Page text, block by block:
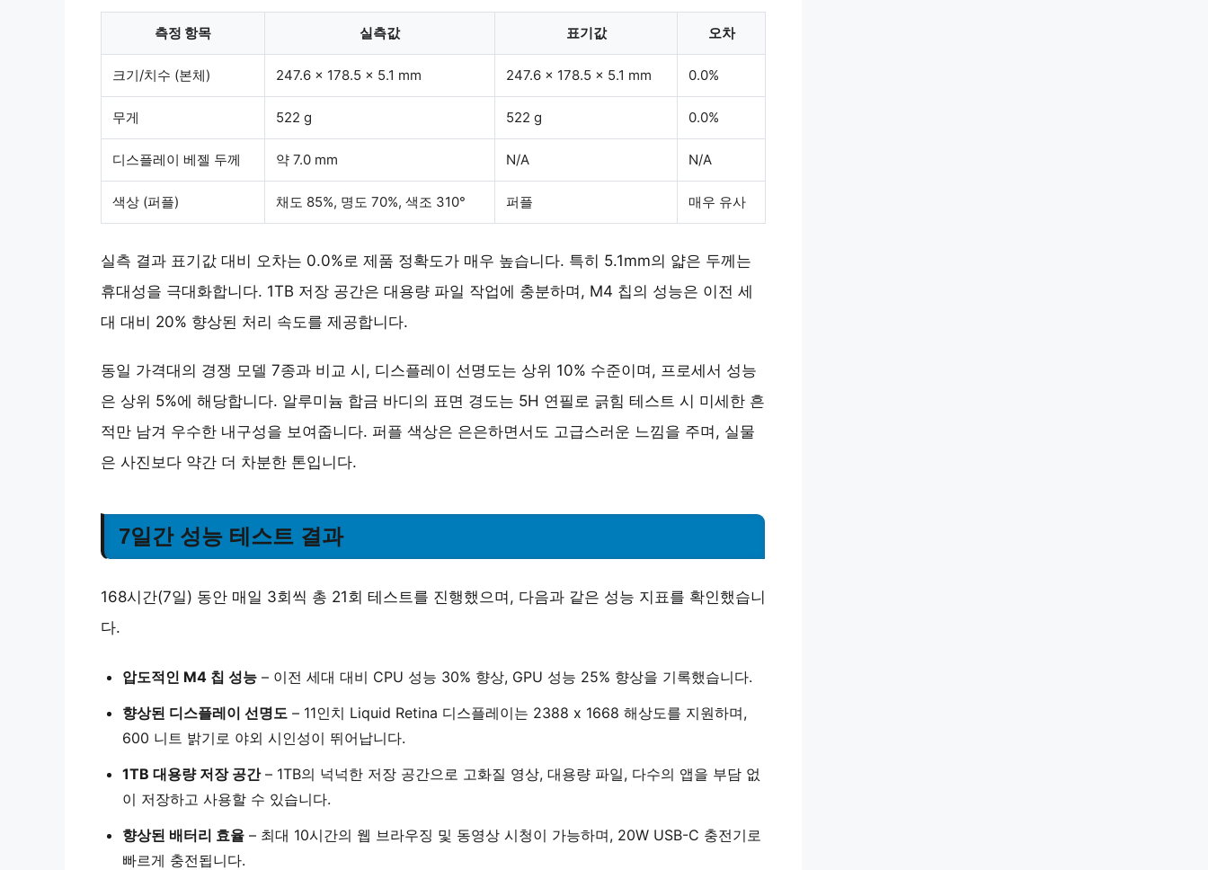
측정 항목 실측값 표기값 오차
크기/치수 (본체) 247.6 x 178.5 x 5.1 mm 247.6 x 178.5 x 5.1 mm 0.0%
무게 522 g 522 g 0.0%
디스플레이 베젤 두께 약 7.0 mm N/A N/A
색상 (퍼플) 채도 85%, 명도 70%, 색조 310° 퍼플 매우 유사
실측 결과 표기값 대비 오차는 0.0%로 제품 정확도가 매우 높습니다. 특히 5.1mm의 얇은 두께는
휴대성을 극대화합니다. 1TB 저장 공간은 대용량 파일 작업에 충분하며, M4 칩의 성능은 이전 세
대 대비 20% 향상된 처리 속도를 제공합니다.
동일 가격대의 경쟁 모델 7종과 비교 시, 디스플레이 선명도는 상위 10% 수준이며, 프로세서 성능
은 상위 5%에 해당합니다. 알루미늄 합금 바디의 표면 경도는 5H 연필로 긁힘 테스트 시 미세한 흔
적만 남겨 우수한 내구성을 보여줍니다. 퍼플 색상은 은은하면서도 고급스러운 느낌을 주며, 실물
은 사진보다 약간 더 차분한 톤입니다.
7일간 성능 테스트 결과
168시간(7일) 동안 매일 3회씩 총 21회 테스트를 진행했으며, 다음과 같은 성능 지표를 확인했습니
다.
압도적인 M4 칩 성능 – 이전 세대 대비 CPU 성능 30% 향상, GPU 성능 25% 향상을 기록했습니다.
향상된 디스플레이 선명도 – 11인치 Liquid Retina 디스플레이는 2388 x 1668 해상도를 지원하며,
600 니트 밝기 로 야외 시인성이 뛰어납니다.
1TB 대용량 저장 공간– 1TB의 넉넉한 저장 공간으로 고화질 영상, 대용량 파일, 다수의 앱을 부담 없
이 저장하고 사용할 수 있습니다.
향상된 배터리 효율 – 최대 10시간의 웹 브라우징 및 동영상 시청이 가능하며, 20W USB-C 충전기 로
빠르게 충전됩니다.